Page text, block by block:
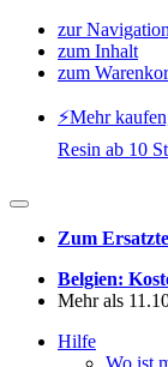
zur Navigation
zum Inhalt
zum
⚡️Mehr
Resin ab 10
Zum
Belgien:
Mehr als
Hilfe
Wo ist